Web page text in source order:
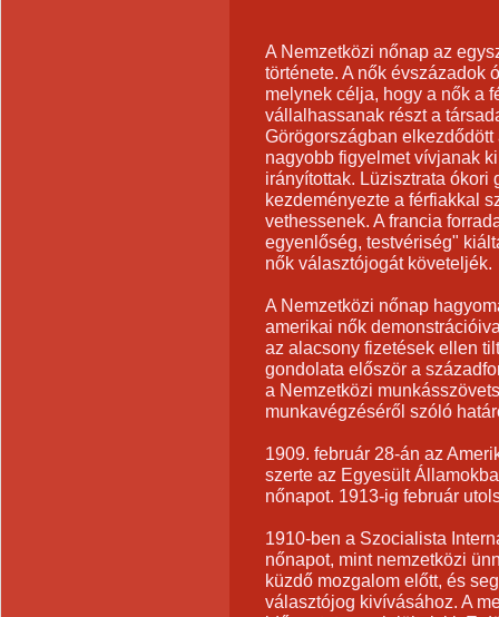
A Nemzetközi nőnap az
története. A nők évszázadok
melynek célja, hogy a nők a
vállalhassanak részt a
Görögországban
nagyobb figyelmet vívjanak
irányítottak. Lüzisztrata ókori
kezdeményezte a férfiakkal
vethessenek. A francia
egyenlőség, testvériség"
nők választójogát követeljék.
A Nemzetközi nőnap
amerikai nők
az alacsony fizetések ellen
gondolata először a
a Nemzetközi
munkavégzéséről szóló
1909. február 28-án az
szerte az Egyesült
nőnapot. 1913-ig február
1910-ben a Szocialista
nőnapot, mint nemzetközi
küzdő mozgalom előtt, és
választójog kivívásához. A